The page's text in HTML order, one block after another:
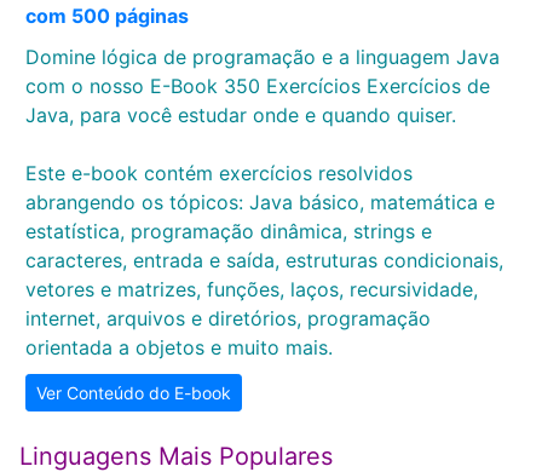
com 500 páginas
Domine lógica de programação e a linguagem Java
com o nosso E-Book 350 Exercícios Exercícios de
Java, para você estudar onde e quando quiser.
Este e-book contém exercícios resolvidos
abrangendo os tópicos: Java básico, matemática e
estatística, programação dinâmica, strings e
caracteres, entrada e saída, estruturas condicionais,
vetores e matrizes, funções, laços, recursividade,
internet, arquivos e diretórios, programação
orientada a objetos e muito mais.
Ver Conteúdo do E-book
Linguagens Mais Populares